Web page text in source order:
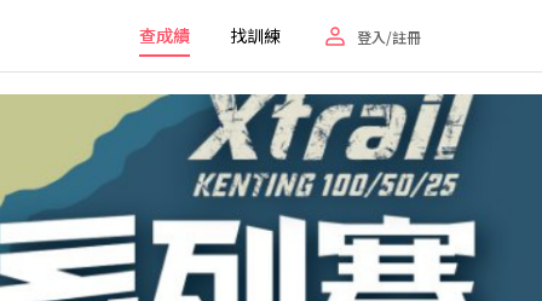
登入/註冊
查成績 找訓練